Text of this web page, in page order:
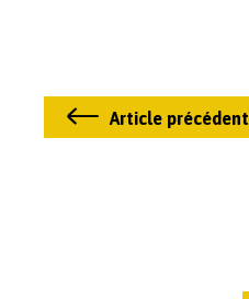
Article précédent